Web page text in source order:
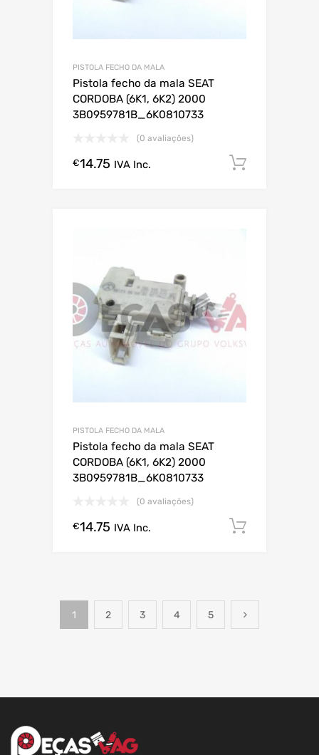
PISTOLA FECHO DA MALA
Pistola fecho da mala SEAT
CORDOBA (6K1, 6K2) 2000
3B0959781B_6K0810733
(0 avaliações)
€14.75 IVA Inc.
PISTOLA FECHO DA MALA
Pistola fecho da mala SEAT
CORDOBA (6K1, 6K2) 2000
3B0959781B_6K0810733
(0 avaliações)
€14.75 IVA Inc.
1 2 3 4 5